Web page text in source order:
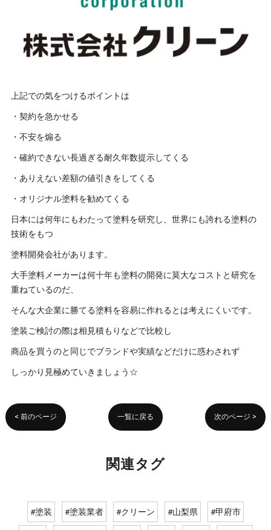
上記での気をつけるポイントは
・契約を急かせる
・不安を煽る
・確約できない長過ぎる耐久年数提示してくる
・ありえない差額の値引きをしてくる
・オリジナル塗料を勧めてくる
日本には何年にもわたって塗料を研究し、世界にも誇れる塗料の
技術をもつ
塗料開発会社があります。
大手塗料メーカーは何十年も塗料の開発に莫大なコストと研究を
重ねているのだ、
そんな大企業に勝てる塗料を容易に作れるとは考えにくいです。
塗装ご検討の際は相見積もりなどで比較し
商品を買うのと同じでブランドや実績などだけに惑わされず
しっかり見極めていきましょう☆
< 前のページ 一覧に戻る 次のページ >
関連タグ
#塗装 #塗装業者 #クリーン #山梨県 #甲府市